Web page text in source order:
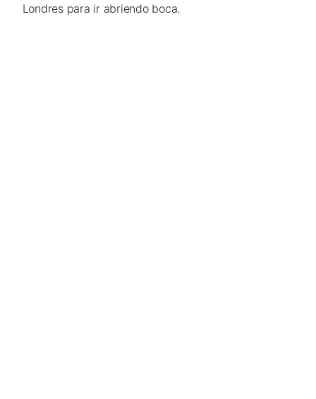
Londres para ir abriendo boca.